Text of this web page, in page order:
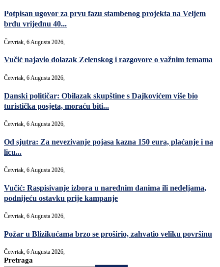
Potpisan ugovor za prvu fazu stambenog projekta na Veljem
brdu vrijednu 40...
Četvrtak, 6 Augusta 2026,
Vučić najavio dolazak Zelenskog i razgovore o važnim temama
Četvrtak, 6 Augusta 2026,
Danski političar: Obilazak skupštine s Dajkovićem više bio
turistička posjeta, moraću biti...
Četvrtak, 6 Augusta 2026,
Od sjutra: Za nevezivanje pojasa kazna 150 eura, plaćanje i na
licu...
Četvrtak, 6 Augusta 2026,
Vučić: Raspisivanje izbora u narednim danima ili nedeljama,
podnijeću ostavku prije kampanje
Četvrtak, 6 Augusta 2026,
Požar u Blizikućama brzo se proširio, zahvatio veliku površinu
Četvrtak, 6 Augusta 2026,
Pretraga